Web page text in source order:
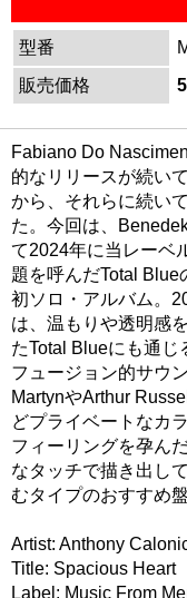
型番
販売価格
Fabiano Do
的なリリースが続い
から、それらに続い
た。今回は、
て2024年に当レーベ
題を呼んだTotal
初ソロ・アルバム。
は、温もりや透明感
たTotal Blueにも通じ
フュージョン的サウ
MartynやArthur
どプライベートなカ
フィーリングを孕ん
なタッチで描き出し
むタイプのおすすめ
Artist: Anthony
Title: Spacious Heart
Label: Music From